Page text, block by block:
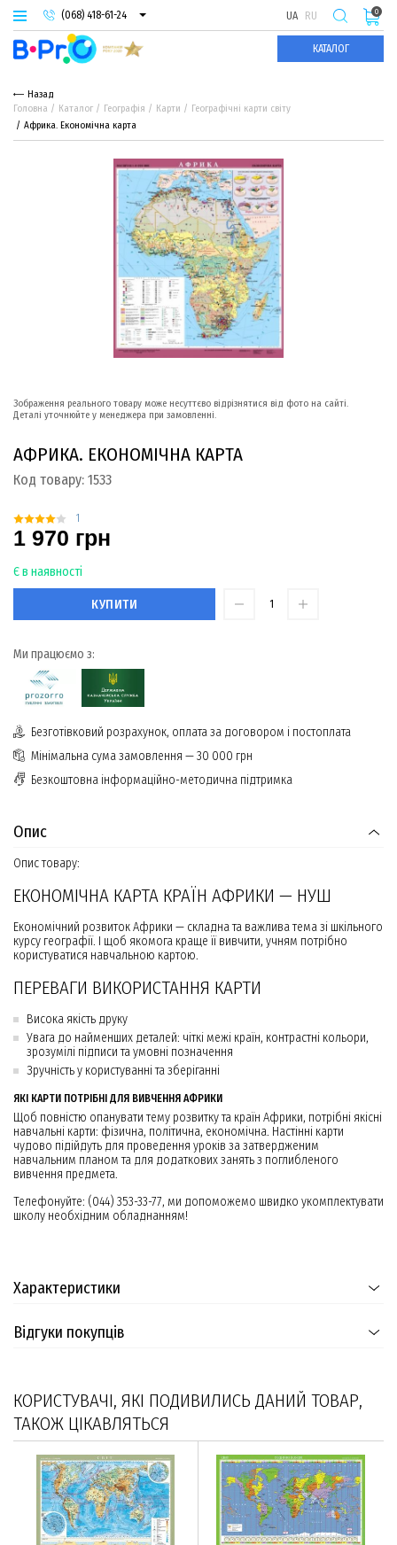
(068) 418-61-24
(093) 974-66-94
(095) 987-29-55
UA RU
КАТАЛОГ
0
Назад
Головна
Каталог Географія Карти
Географічні карти світу
Африка. Економічна карта
Зображення реального товару може несуттєво відрізнятися від фото на сайті.
Деталі уточнюйте у менеджера при замовленні.
АФРИКА. ЕКОНОМІЧНА КАРТА
Код товару: 1533
1
1 970 грн
Є в наявності
КУПИТИ
Ми працюємо з:
Безготівковий розрахунок, оплата за договором і постоплата
Мінімальна сума замовлення — 30 000 грн
Безкоштовна інформаційно-методична підтримка
Опис
Опис товару:
ЕКОНОМІЧНА КАРТА КРАЇН АФРИКИ — НУШ
Економічний розвиток Африки — складна та важлива тема зі шкільного
курсу географії. І щоб якомога краще її вивчити, учням потрібно
користуватися навчальною картою.
ПЕРЕВАГИ ВИКОРИСТАННЯ КАРТИ
Висока якість друку
Увага до найменших деталей: чіткі межі країн, контрастні кольори,
зрозумілі підписи та умовні позначення
Зручність у користуванні та зберіганні
ЯКІ КАРТИ ПОТРІБНІ ДЛЯ ВИВЧЕННЯ АФРИКИ
Щоб повністю опанувати тему розвитку та країн Африки, потрібні якісні
навчальні карти: фізична, політична, економічна. Настінні карти
чудово підійдуть для проведення уроків за затвердженим
навчальним планом та для додаткових занять з поглибленого
вивчення предмета.
Телефонуйте: (044) 353-33-77, ми допоможемо швидко укомплектувати
школу необхідним обладнанням!
Характеристики
Відгуки покупців
КОРИСТУВАЧІ, ЯКІ ПОДИВИЛИСЬ ДАНИЙ ТОВАР,
ТАКОЖ ЦІКАВЛЯТЬСЯ